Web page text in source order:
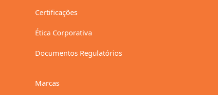
Filme base para
Certificações
Ética Corporativa
Documentos Regulatórios
Marcas